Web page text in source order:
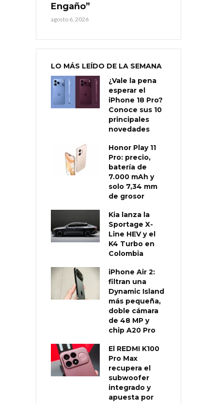
Engaño”
agosto 6, 2026
LO MÁS LEÍDO DE LA SEMANA
¿Vale la pena
esperar el
iPhone 18 Pro?
Conoce sus 10
principales
novedades
Honor Play 11
Pro: precio,
batería de
7.000 mAh y
solo 7,34 mm
de grosor
Kia lanza la
Sportage X-
Line HEV y el
K4 Turbo en
Colombia
iPhone Air 2:
filtran una
Dynamic Island
más pequeña,
doble cámara
de 48 MP y
chip A20 Pro
El REDMI K100
Pro Max
recupera el
subwoofer
integrado y
apuesta por